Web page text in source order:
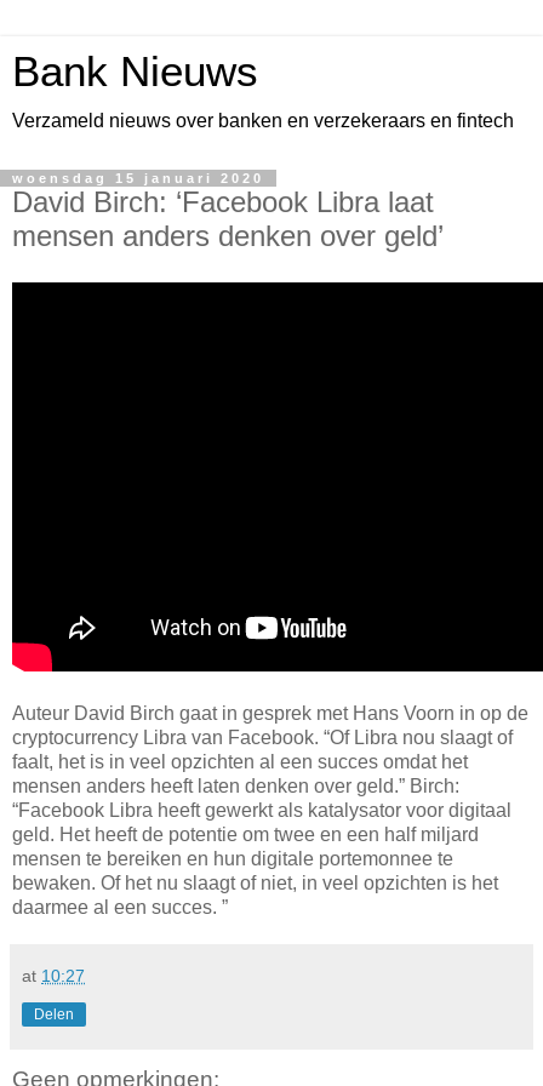
Bank Nieuws
Verzameld nieuws over banken en verzekeraars en fintech
woensdag 15 januari 2020
David Birch: ‘Facebook Libra laat
mensen anders denken over geld’
Auteur David Birch gaat in gesprek met Hans Voorn in op de
cryptocurrency Libra van Facebook. “Of Libra nou slaagt of
faalt, het is in veel opzichten al een succes omdat het
mensen anders heeft laten denken over geld.” Birch:
“Facebook Libra heeft gewerkt als katalysator voor digitaal
geld. Het heeft de potentie om twee en een half miljard
mensen te bereiken en hun digitale portemonnee te
bewaken. Of het nu slaagt of niet, in veel opzichten is het
daarmee al een succes. ”
at 10:27
Delen
Geen opmerkingen: